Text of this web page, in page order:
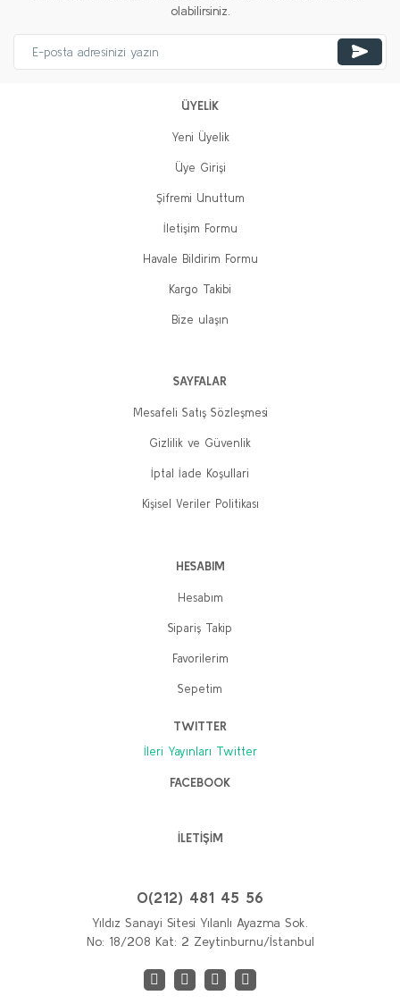
olabilirsiniz.
ÜYELİK
Yeni Üyelik
Üye Girişi
Şifremi Unuttum
İletişim Formu
Havale Bildirim Formu
Kargo Takibi
Bize ulaşın
SAYFALAR
Mesafeli Satış Sözleşmesi
Gizlilik ve Güvenlik
İptal İade Koşullari
Kişisel Veriler Politikası
HESABIM
Hesabım
Sipariş Takip
Favorilerim
Sepetim
TWITTER
İleri Yayınları Twitter
FACEBOOK
İLETİŞİM
0(212) 481 45 56
Yıldız Sanayi Sitesi Yılanlı Ayazma Sok.
No: 18/208 Kat: 2 Zeytinburnu/İstanbul